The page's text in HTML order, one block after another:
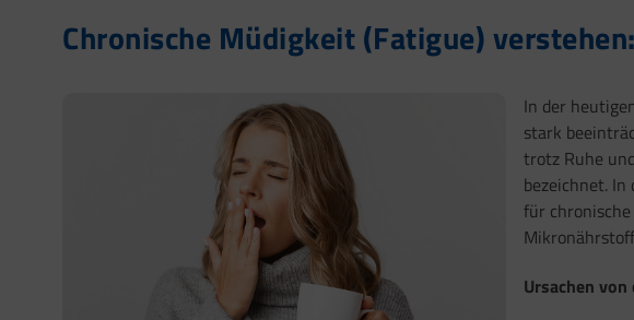
Chronische Müdigkeit (Fatigue)
In der
stark
trotz Ruhe
bezeichnet.
für
Ursachen